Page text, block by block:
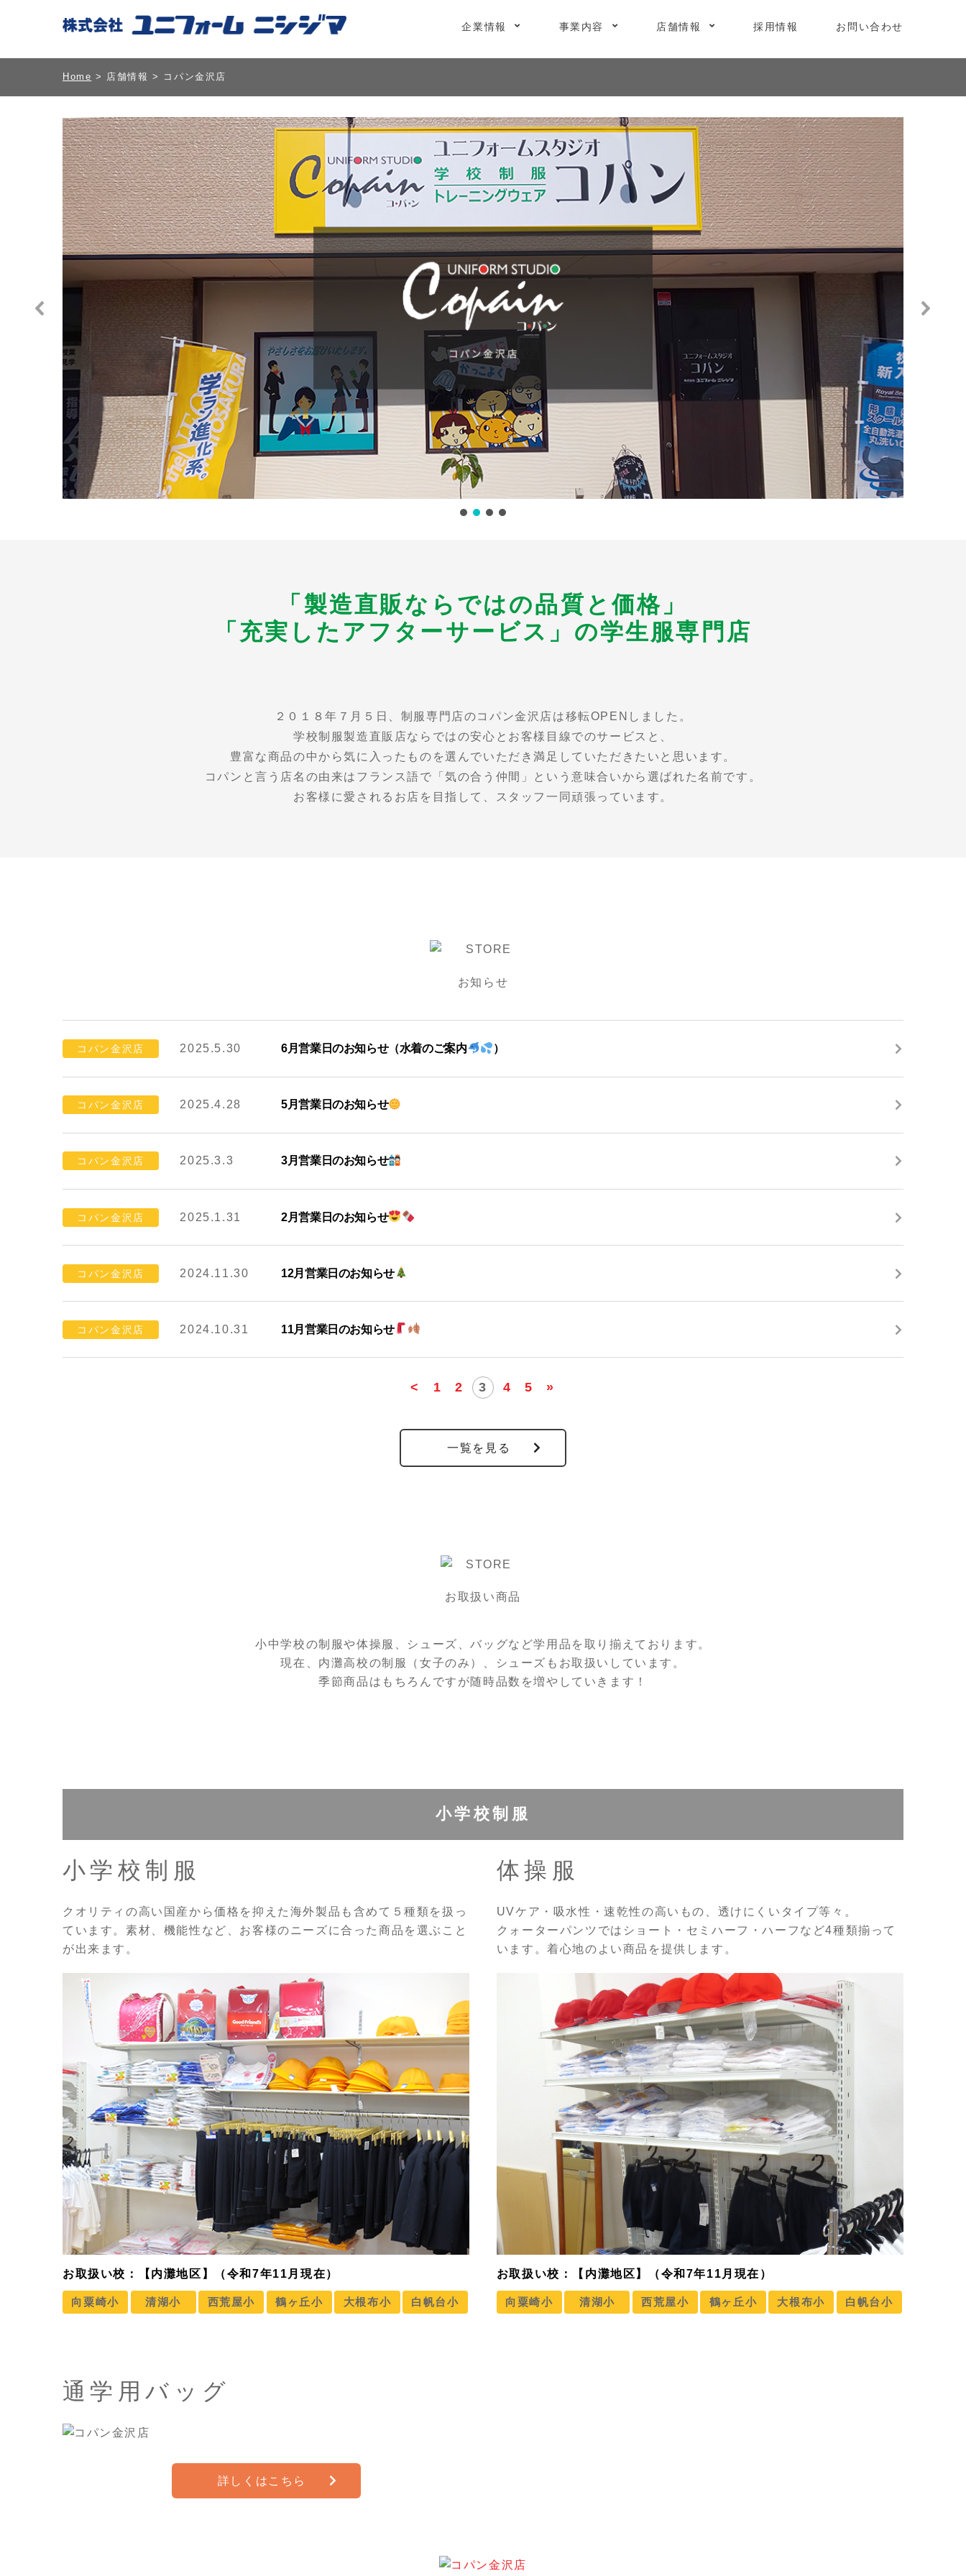
企業情報 事業内容 店舗情報 採用情報 お問い合わせ
Home > 店舗情報 > コパン金沢店
「製造直販ならではの品質と価格」
「充実したアフターサービス」の学生服専門店
２０１８年７月５日、制服専門店のコパン金沢店は移転OPENしました。
学校制服製造直販店ならではの安心とお客様目線でのサービスと、
豊富な商品の中から気に入ったものを選んでいただき満足していただきたいと思います。
コパンと言う店名の由来はフランス語で「気の合う仲間」という意味合いから選ばれた名前です。
お客様に愛されるお店を目指して、スタッフ一同頑張っています。
お知らせ
コパン金沢店 2025.5.30 6月営業日のお知らせ（水着のご案内 ）
コパン金沢店 2025.4.28 5月営業日のお知らせ
コパン金沢店 2025.3.3 3月営業日のお知らせ
コパン金沢店 2025.1.31 2月営業日のお知らせ
コパン金沢店 2024.11.30 12月営業日のお知らせ
コパン金沢店 2024.10.31 11月営業日のお知らせ
< 1 2 3 4 5 »
一覧を見る
お取扱い商品
小中学校の制服や体操服、シューズ、バッグなど学用品を取り揃えております。
現在、内灘高校の制服（女子のみ）、シューズもお取扱いしています。
季節商品はもちろんですが随時品数を増やしていきます！
小学校制服
小学校制服
クオリティの高い国産から価格を抑えた海外製品も含めて５種類を扱っ
ています。素材、機能性など、お客様のニーズに合った商品を選ぶこと
が出来ます。
お取扱い校：【内灘地区】（令和7年11月現在）
向粟崎小 清湖小 西荒屋小 鶴ヶ丘小 大根布小 白帆台小
体操服
UVケア・吸水性・速乾性の高いもの、透けにくいタイプ等々。
クォーターパンツではショート・セミハーフ・ハーフなど4種類揃って
います。着心地のよい商品を提供します。
お取扱い校：【内灘地区】（令和7年11月現在）
向粟崎小 清湖小 西荒屋小 鶴ヶ丘小 大根布小 白帆台小
通学用バッグ
詳しくはこちら